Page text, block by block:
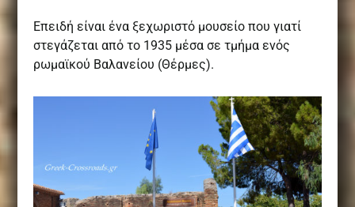
Επειδή είναι ένα ξεχωριστό μουσείο που γιατί
στεγάζεται από το 1935 μέσα σε τμήμα ενός
ρωμαϊκού Βαλανείου (Θέρμες).